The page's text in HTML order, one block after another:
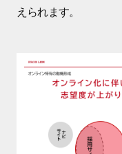
えられます。